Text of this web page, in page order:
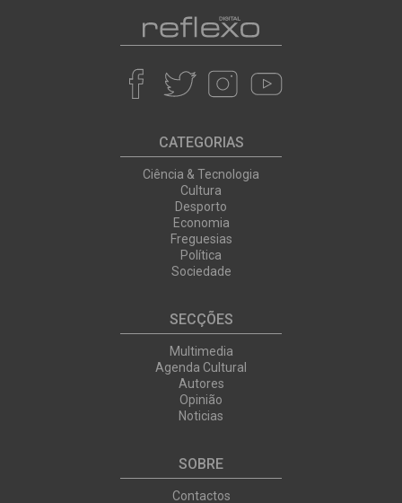
CATEGORIAS
Ciência & Tecnologia
Cultura
Desporto
Economia
Freguesias
Política
Sociedade
SECÇÕES
Multimedia
Agenda Cultural
Autores
Opinião
Noticias
SOBRE
Contactos